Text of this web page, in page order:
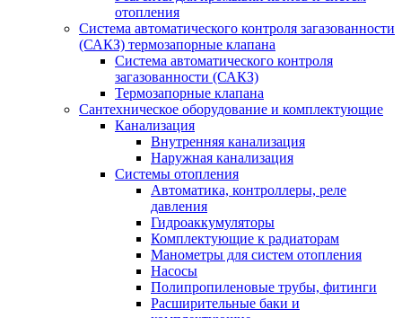
отопления
Система автоматического контроля загазованности
(САКЗ) термозапорные клапана
Система автоматического контроля
загазованности (САКЗ)
Термозапорные клапана
Сантехническое оборудование и комплектующие
Канализация
Внутренняя канализация
Наружная канализация
Системы отопления
Автоматика, контроллеры, реле
давления
Гидроаккумуляторы
Комплектующие к радиаторам
Манометры для систем отопления
Насосы
Полипропиленовые трубы, фитинги
Расширительные баки и